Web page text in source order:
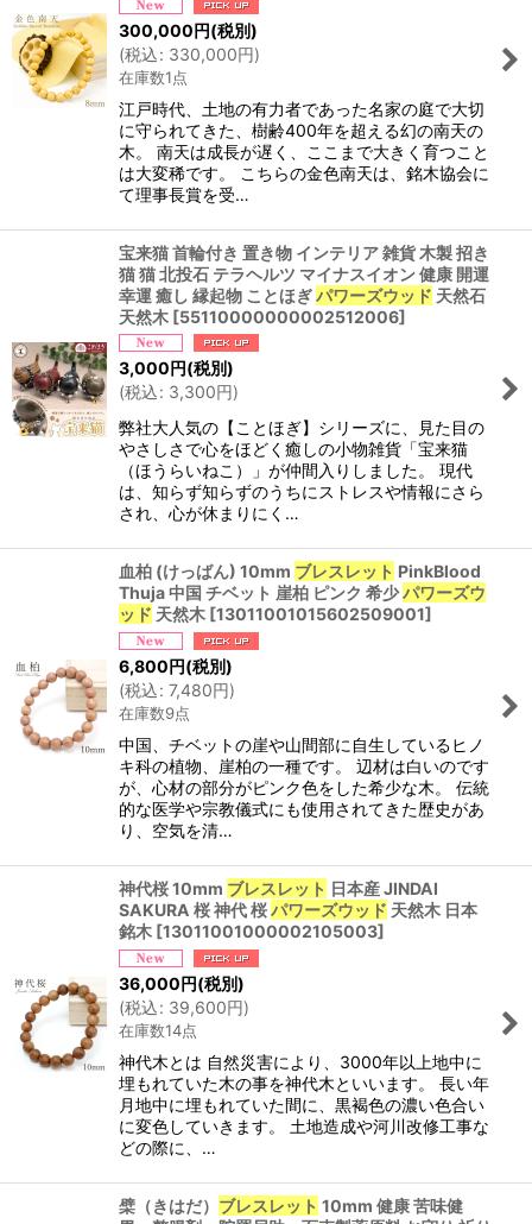
300,000円(税別)
(税込: 330,000円)
在庫数1点
江戸時代、土地の有力者であった名家の庭で大切
に守られてきた、樹齢400年を超える幻の南天の
木。 南天は成長が遅く、ここまで大きく育つこと
は大変稀です。 こちらの金色南天は、銘木協会に
て理事長賞を受…
宝来猫 首輪付き 置き物 インテリア 雑貨 木製 招き
猫 猫 北投石 テラヘルツ マイナスイオン 健康 開運
幸運 癒し 縁起物 ことほぎパワーズウッド 天然石
天然木 [55110000000002512006]
3,000円(税別)
(税込: 3,300円)
弊社大人気の【ことほぎ】シリーズに、見た目の
やさしさで心をほどく癒しの小物雑貨「宝来猫
（ほうらいねこ）」が仲間入りしました。 現代
は、知らず知らずのうちにストレスや情報にさら
され、心が休まりにく…
血柏 (けっばん) 10mm ブレスレット PinkBlood
Thuja 中国 チベット 崖柏 ピンク 希少パワーズウ
ッド 天然木 [13011001015602509001]
6,800円(税別)
(税込: 7,480円)
在庫数9点
中国、チベットの崖や山間部に自生しているヒノ
キ科の植物、崖柏の一種です。 辺材は白いのです
が、心材の部分がピンク色をした希少な木。 伝統
的な医学や宗教儀式にも使用されてきた歴史があ
り、空気を清…
神代桜 10mm ブレスレット 日本産 JINDAI
SAKURA 桜 神代 桜パワーズウッド 天然木 日本
銘木 [13011001000002105003]
36,000円(税別)
(税込: 39,600円)
在庫数14点
神代木とは 自然災害により、3000年以上地中に
埋もれていた木の事を神代木といいます。 長い年
月地中に埋もれていた間に、黒褐色の濃い色合い
に変色していきます。 土地造成や河川改修工事な
どの際に、…
檗（きはだ） ブレスレット 10mm 健康 苦味健